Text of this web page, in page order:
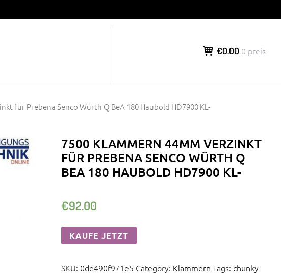
€0.00 0 preis
für Prebena Senco Würth Q BeA 180 Haubold HD7900 KL-
7500 KLAMMERN 44MM VERZINKT
FÜR PREBENA SENCO WÜRTH Q
BEA 180 HAUBOLD HD7900 KL-
€92.00
KAUFE JETZT
SKU: 0de490f971e5 Category: Klammern Tags: chunky